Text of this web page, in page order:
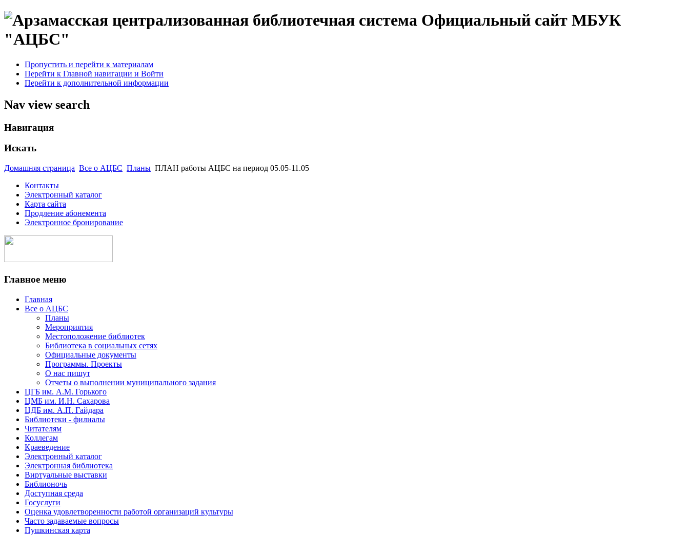
Официальный сайт МБУК
"АЦБС"
Пропустить и перейти к материалам
Перейти к Главной навигации и Войти
Перейти к дополнительной информации
Nav view search
Навигация
Искать
Домашняя страница Все о АЦБС Планы ПЛАН работы АЦБС на период 05.05-11.05
Контакты
Электронный каталог
Карта сайта
Продление абонемента
Электронное бронирование
Главное меню
Главная
Все о АЦБС
Планы
Мероприятия
Местоположение библиотек
Библиотека в социальных сетях
Официальные документы
Программы. Проекты
О нас пишут
Отчеты о выполнении муниципального задания
ЦГБ им. А.М. Горького
ЦМБ им. И.Н. Сахарова
ЦДБ им. А.П. Гайдара
Библиотеки - филиалы
Читателям
Коллегам
Краеведение
Электронный каталог
Электронная библиотека
Виртуальные выставки
Библионочь
Доступная среда
Госуслуги
Оценка удовлетворенности работой организаций культуры
Часто задаваемые вопросы
Пушкинская карта